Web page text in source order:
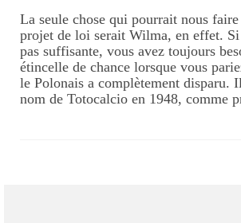
La seule chose qui pourrait nous
projet de loi serait Wilma, en effet.
pas suffisante, vous avez toujours
étincelle de chance lorsque vous
le Polonais a complètement disparu.
nom de Totocalcio en 1948, comme